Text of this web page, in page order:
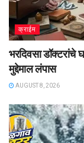
क्राईम
भरदिवसा डॉक्टरांचे
मुद्देमाल लंपास
AUGUST 8, 2026